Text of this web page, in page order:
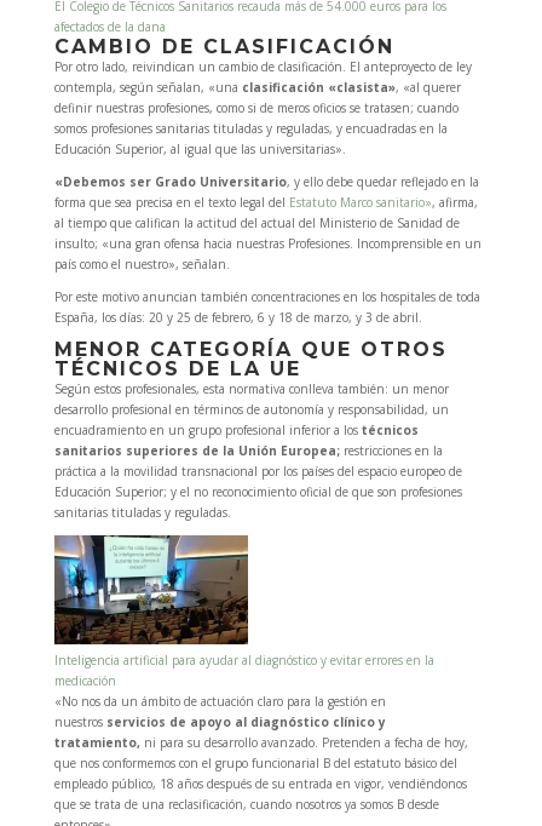
El Colegio de Técnicos Sanitarios recauda más de 54.000 euros para los
afectados de la dana
CAMBIO DE CLASIFICACIÓN
Por otro lado, reivindican un cambio de clasificación. El anteproyecto de ley
contempla, según señalan, «una clasificación «clasista», «al querer
definir nuestras profesiones, como si de meros oficios se tratasen; cuando
somos profesiones sanitarias tituladas y reguladas, y encuadradas en la
Educación Superior, al igual que las universitarias».
«Debemos ser Grado Universitario, y ello debe quedar reflejado en la
forma que sea precisa en el texto legal del Estatuto Marco sanitario», afirma,
al tiempo que califican la actitud del actual del Ministerio de Sanidad de
insulto; «una gran ofensa hacia nuestras Profesiones. Incomprensible en un
país como el nuestro», señalan.
Por este motivo anuncian también concentraciones en los hospitales de toda
España, los días: 20 y 25 de febrero, 6 y 18 de marzo, y 3 de abril.
MENOR CATEGORÍA QUE OTROS
TÉCNICOS DE LA UE
Según estos profesionales, esta normativa conlleva también: un menor
desarrollo profesional en términos de autonomía y responsabilidad, un
encuadramiento en un grupo profesional inferior a los técnicos
sanitarios superiores de la Unión Europea; restricciones en la
práctica a la movilidad transnacional por los países del espacio europeo de
Educación Superior; y el no reconocimiento oficial de que son profesiones
sanitarias tituladas y reguladas.
Inteligencia artificial para ayudar al diagnóstico y evitar errores en la
medicación
«No nos da un ámbito de actuación claro para la gestión en
nuestros servicios de apoyo al diagnóstico clínico y
tratamiento, ni para su desarrollo avanzado. Pretenden a fecha de hoy,
que nos conformemos con el grupo funcionarial B del estatuto básico del
empleado público, 18 años después de su entrada en vigor, vendiéndonos
que se trata de una reclasificación, cuando nosotros ya somos B desde